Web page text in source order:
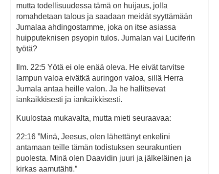
mutta todellisuudessa tämä on huijaus, jolla
romahdetaan talous ja saadaan meidät syyttämään
Jumalaa ahdingostamme, joka on itse asiassa
huipputeknisen psyopin tulos. Jumalan vai Luciferin
työtä?
Ilm. 22:5 Yötä ei ole enää oleva. He eivät tarvitse
lampun valoa eivätkä auringon valoa, sillä Herra
Jumala antaa heille valon. Ja he hallitsevat
iankaikkisesti ja iankaikkisesti.
Kuulostaa mukavalta, mutta mieti seuraavaa:
22:16 ”Minä, Jeesus, olen lähettänyt enkelini
antamaan teille tämän todistuksen seurakuntien
puolesta. Minä olen Daavidin juuri ja jälkeläinen ja
kirkas aamutähti.”